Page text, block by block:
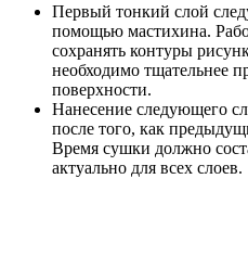
Первый тонкий слой
помощью мастихина.
сохранять контуры
необходимо тщательнее
поверхности.
Нанесение следующего
после того, как
Время сушки должно
актуально для всех слоев.